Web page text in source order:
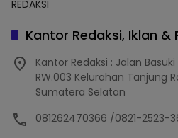
REDAKSI
Kantor Redaksi, Iklan &
Kantor Redaksi : Jalan
RW.003 Kelurahan Tanjung
Sumatera Selatan
081262470366 /0821-2523-